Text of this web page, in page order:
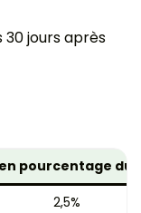
30 jours après
en pourcentage du
2,5%